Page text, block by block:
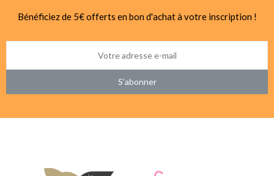
Bénéficiez de 5€ offerts en bon d'achat à votre inscription !
S’abonner